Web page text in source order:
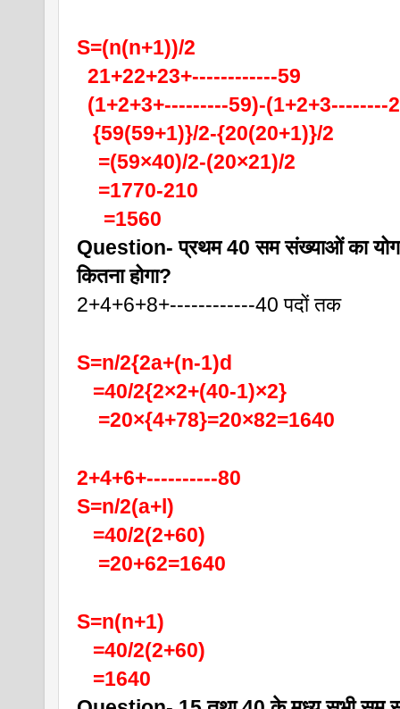
S=(n(n+1))/2
21+22+23+------------59
(1+2+3+---------59)-(1+2+3--------
{59(59+1)}/2-{20(20+1)}/2
=(59×40)/2-(20×21)/2
=1770-210
=1560
Question- प्रथम 40 सम संख्याओं का
कितना होगा?
2+4+6+8+------------40 पदों तक
S=n/2{2a+(n-1)d
=40/2{2×2+(40-1)×2}
=20×{4+78}=20×82=1640
2+4+6+----------80
S=n/2(a+l)
=40/2(2+60)
=20+62=1640
S=n(n+1)
=40/2(2+60)
=1640